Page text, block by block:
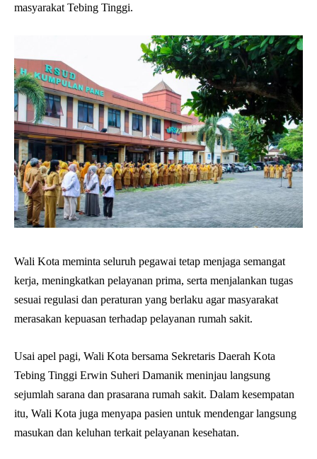
masyarakat Tebing Tinggi.
Wali Kota meminta seluruh pegawai tetap menjaga semangat
kerja, meningkatkan pelayanan prima, serta menjalankan tugas
sesuai regulasi dan peraturan yang berlaku agar masyarakat
merasakan kepuasan terhadap pelayanan rumah sakit.
Usai apel pagi, Wali Kota bersama Sekretaris Daerah Kota
Tebing Tinggi Erwin Suheri Damanik meninjau langsung
sejumlah sarana dan prasarana rumah sakit. Dalam kesempatan
itu, Wali Kota juga menyapa pasien untuk mendengar langsung
masukan dan keluhan terkait pelayanan kesehatan.